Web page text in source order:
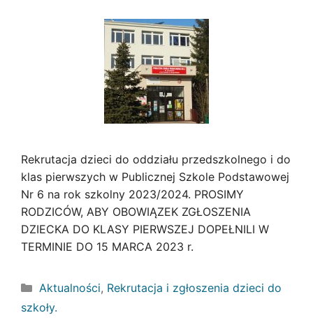
Rekrutacja dzieci do oddziału przedszkolnego i do
klas pierwszych w Publicznej Szkole Podstawowej
Nr 6 na rok szkolny 2023/2024. PROSIMY
RODZICÓW, ABY OBOWIĄZEK ZGŁOSZENIA
DZIECKA DO KLASY PIERWSZEJ DOPEŁNILI W
TERMINIE DO 15 MARCA 2023 r.
Kategorie
Aktualności, Rekrutacja i zgłoszenia dzieci do
szkoły.